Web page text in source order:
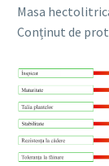
Masa
Conținut de